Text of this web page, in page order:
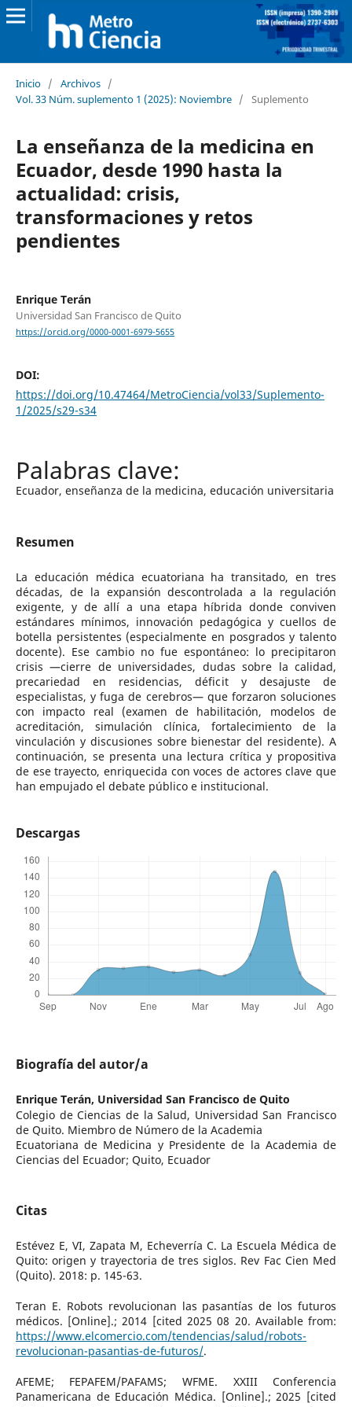
Inicio / Archivos /
Vol. 33 Núm. suplemento 1 (2025): Noviembre / Suplemento
La enseñanza de la medicina en
Ecuador, desde 1990 hasta la
actualidad: crisis,
transformaciones y retos
pendientes
Enrique Terán
Universidad San Francisco de Quito
https://orcid.org/0000-0001-6979-5655
DOI:
https://doi.org/10.47464/MetroCiencia/vol33/Suplemento-
1/2025/s29-s34
Ecuador, enseñanza de la medicina, educación universitaria
Resumen
La educación médica ecuatoriana ha transitado, en tres
décadas, de la expansión descontrolada a la regulación
exigente, y de allí a una etapa híbrida donde conviven
estándares mínimos, innovación pedagógica y cuellos de
botella persistentes (especialmente en posgrados y talento
docente). Ese cambio no fue espontáneo: lo precipitaron
crisis —cierre de universidades, dudas sobre la calidad,
precariedad en residencias, déficit y desajuste de
especialistas, y fuga de cerebros— que forzaron soluciones
con impacto real (examen de habilitación, modelos de
acreditación, simulación clínica, fortalecimiento de la
vinculación y discusiones sobre bienestar del residente). A
continuación, se presenta una lectura crítica y propositiva
de ese trayecto, enriquecida con voces de actores clave que
han empujado el debate público e institucional.
Descargas
Biografía del autor/a
Enrique Terán, Universidad San Francisco de Quito
Colegio de Ciencias de la Salud, Universidad San Francisco
de Quito. Miembro de Número de la Academia
Ecuatoriana de Medicina y Presidente de la Academia de
Ciencias del Ecuador; Quito, Ecuador
Citas
Estévez E, VI, Zapata M, Echeverría C. La Escuela Médica de
Quito: origen y trayectoria de tres siglos. Rev Fac Cien Med
(Quito). 2018: p. 145-63.
Teran E. Robots revolucionan las pasantías de los futuros
médicos. [Online].; 2014 [cited 2025 08 20. Available from:
https://www.elcomercio.com/tendencias/salud/robots-
revolucionan-pasantias-de-futuros/.
AFEME; FEPAFEM/PAFAMS; WFME. XXIII Conferencia
Panamericana de Educación Médica. [Online].; 2025 [cited